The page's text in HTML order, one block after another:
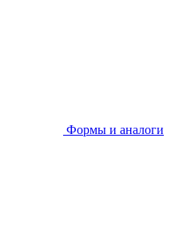
Формы и аналоги